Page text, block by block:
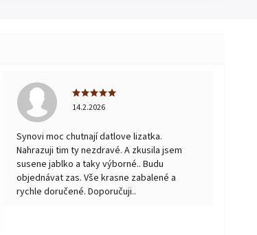
14.2.2026
Synovi moc chutnají datlove lizatka.
Nahrazuji tim ty nezdravé. A zkusila jsem
susene jablko a taky výborné.. Budu
objednávat zas. Vše krasne zabalené a
rychle doručené. Doporučuji..